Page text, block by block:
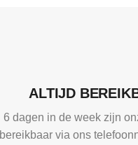
ALTIJD
6 dagen in de week zijn
bereikbaar via ons